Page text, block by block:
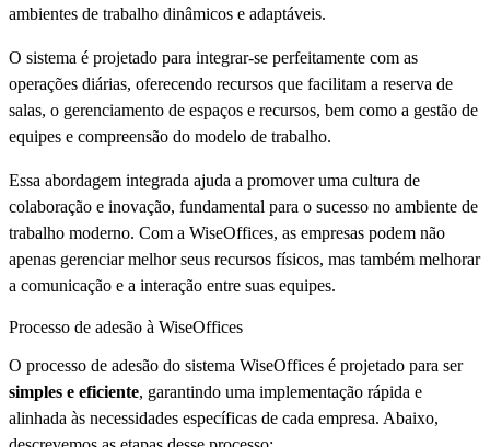
ambientes de trabalho dinâmicos e adaptáveis.
O sistema é projetado para integrar-se perfeitamente com as
operações diárias, oferecendo recursos que facilitam a reserva de
salas, o gerenciamento de espaços e recursos, bem como a gestão de
equipes e compreensão do modelo de trabalho.
Essa abordagem integrada ajuda a promover uma cultura de
colaboração e inovação, fundamental para o sucesso no ambiente de
trabalho moderno. Com a WiseOffices, as empresas podem não
apenas gerenciar melhor seus recursos físicos, mas também melhorar
a comunicação e a interação entre suas equipes.
Processo de adesão à WiseOffices
O processo de adesão do sistema WiseOffices é projetado para ser
simples e eficiente, garantindo uma implementação rápida e
alinhada às necessidades específicas de cada empresa. Abaixo,